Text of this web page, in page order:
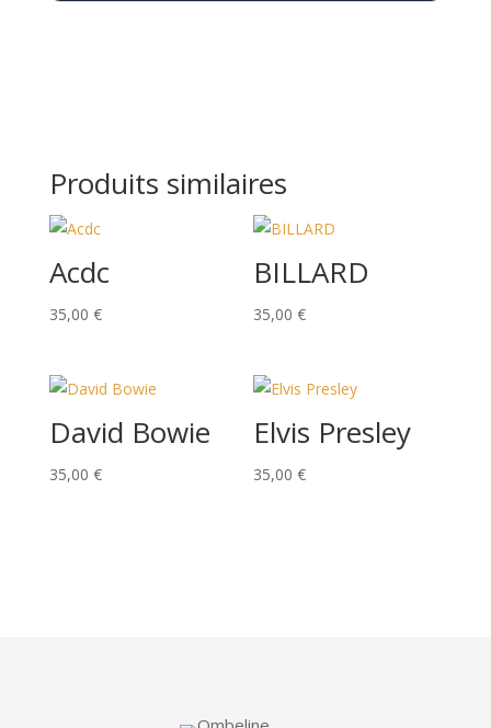
Produits similaires
Acdc
35,00 €
BILLARD
35,00€
David Bowie
35,00 €
Elvis Presley
35,00€